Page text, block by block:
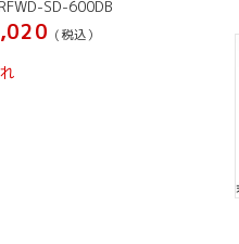
SD-600DB
(税込）